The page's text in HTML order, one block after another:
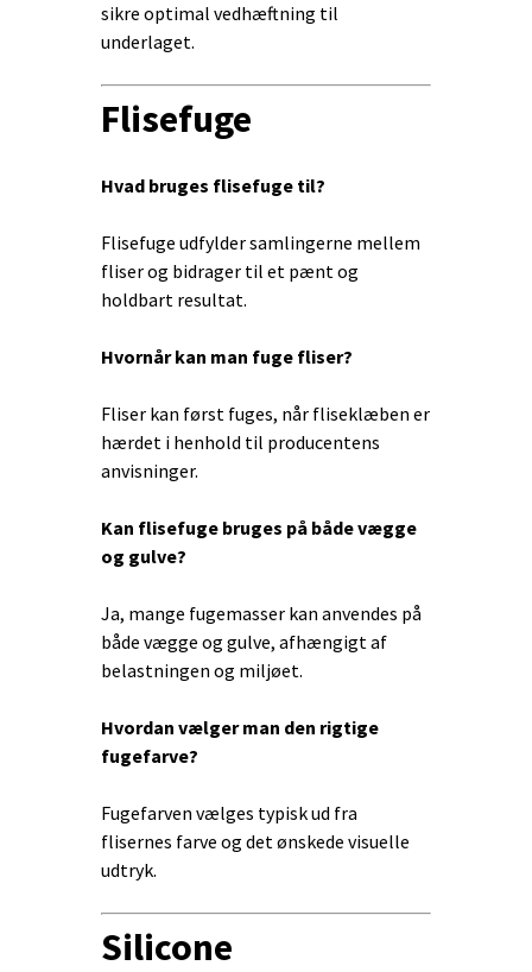
sikre optimal vedhæftning til
underlaget.
Flisefuge
Hvad bruges flisefuge til?
Flisefuge udfylder samlingerne mellem
fliser og bidrager til et pænt og
holdbart resultat.
Hvornår kan man fuge fliser?
Fliser kan først fuges, når fliseklæben er
hærdet i henhold til producentens
anvisninger.
Kan flisefuge bruges på både vægge
og gulve?
Ja, mange fugemasser kan anvendes på
både vægge og gulve, afhængigt af
belastningen og miljøet.
Hvordan vælger man den rigtige
fugefarve?
Fugefarven vælges typisk ud fra
flisernes farve og det ønskede visuelle
udtryk.
Silicone